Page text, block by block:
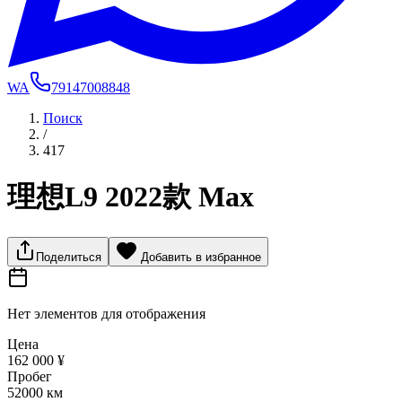
WA
79147008848
Поиск
/
417
理想L9 2022款 Max
Поделиться Добавить в избранное
Нет элементов для отображения
Цена
162 000 ¥
Пробег
52000 км